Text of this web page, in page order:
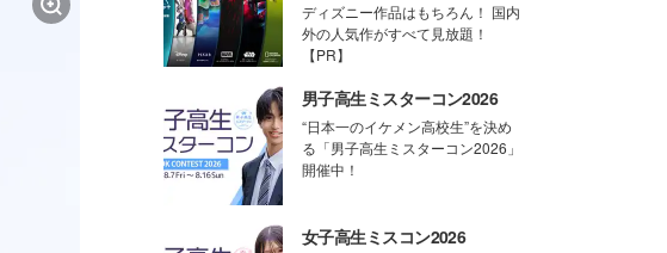
ディズニー作品はもちろん！ 国内
外の人気作がすべて見放題！
【PR】
男子高生ミスターコン2026
“日本一のイケメン高校生”を決め
る「男子高生ミスターコン2026」
開催中！
女子高生ミスコン2026